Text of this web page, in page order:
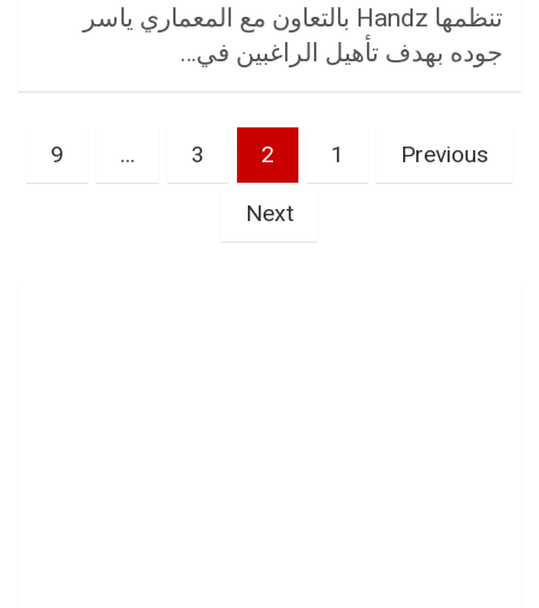
تنظمها Handz بالتعاون مع المعماري ياسر
جوده بهدف تأهيل الراغبين في…
تعدد
صفحات
Previous
1
2
3
…
9
Next